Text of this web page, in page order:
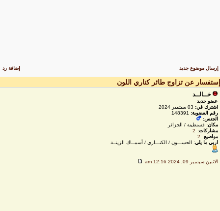
إرسال موضوع جديد إضافة رد
عن تزاوج طائر كناري اللون
خــالــد
عضو جديد
اشترك في:03 سبتمبر 2024
رقم العضوية:148391
الجنس:
مكان:قسنطينة / الجزائر
مشاركات:
2
مواضيع:
2
اربي ما يلي:الحســـون / الكنـــاري / أسمــاك الزينــة
الاثنين سبتمبر 09, 2024 12:16 am